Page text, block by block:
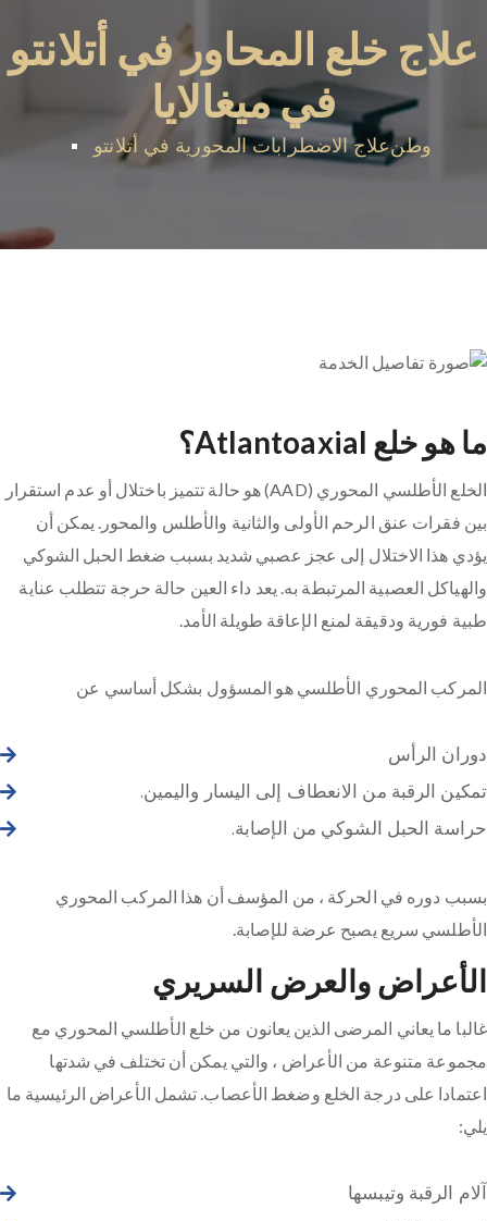
علاج خلع المحاور في أتلانتو
في ميغالايا
وطنعلاج الاضطرابات المحورية في أتلانتو
ما هو خلع Atlantoaxial؟
الخلع الأطلسي المحوري (AAD) هو حالة تتميز باختلال أو عدم استقرار
بين فقرات عنق الرحم الأولى والثانية والأطلس والمحور. يمكن أن
يؤدي هذا الاختلال إلى عجز عصبي شديد بسبب ضغط الحبل الشوكي
والهياكل العصبية المرتبطة به. يعد داء العين حالة حرجة تتطلب عناية
طبية فورية ودقيقة لمنع الإعاقة طويلة الأمد.
المركب المحوري الأطلسي هو المسؤول بشكل أساسي عن
دوران الرأس
تمكين الرقبة من الانعطاف إلى اليسار واليمين.
حراسة الحبل الشوكي من الإصابة.
بسبب دوره في الحركة ، من المؤسف أن هذا المركب المحوري
الأطلسي سريع يصبح عرضة للإصابة.
الأعراض والعرض السريري
غالبا ما يعاني المرضى الذين يعانون من خلع الأطلسي المحوري مع
مجموعة متنوعة من الأعراض ، والتي يمكن أن تختلف في شدتها
اعتمادا على درجة الخلع وضغط الأعصاب. تشمل الأعراض الرئيسية ما
يلي:
آلام الرقبة وتيبسها